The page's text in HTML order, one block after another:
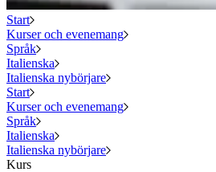
Start
Kurser och evenemang
Språk
Italienska
Italienska nybörjare
Start
Kurser och evenemang
Språk
Italienska
Italienska nybörjare
Kurs